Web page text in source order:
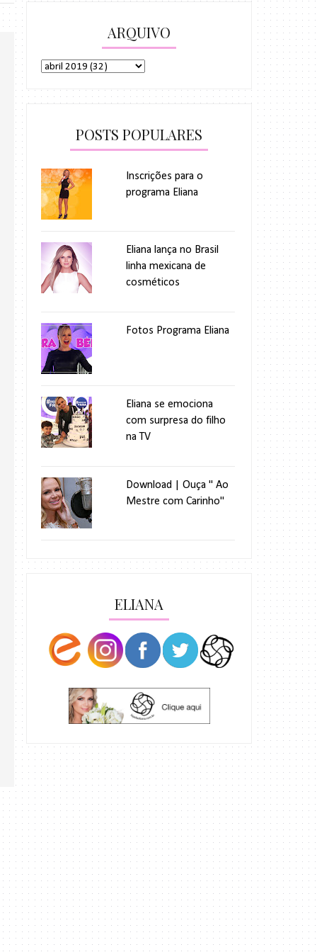
ARQUIVO
POSTS POPULARES
Inscrições para o
programa Eliana
Eliana lança no Brasil
linha mexicana de
cosméticos
Fotos Programa Eliana
Eliana se emociona
com surpresa do filho
na TV
Download | Ouça " Ao
Mestre com Carinho"
ELIANA